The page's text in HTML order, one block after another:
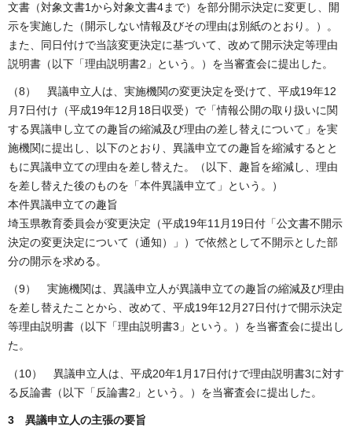
文書（対象文書1から対象文書4まで）を部分開示決定に変更し、開
示を実施した（開示しない情報及びその理由は別紙のとおり。）。
また、同日付けで当該変更決定に基づいて、改めて開示決定等理由
説明書（以下「理由説明書2」という。）を当審査会に提出した。
（8） 異議申立人は、実施機関の変更決定を受けて、平成19年12
月7日付け（平成19年12月18日収受）で「情報公開の取り扱いに関
する異議申し立ての趣旨の縮減及び理由の差し替えについて」を実
施機関に提出し、以下のとおり、異議申立ての趣旨を縮減するとと
もに異議申立ての理由を差し替えた。（以下、趣旨を縮減し、理由
を差し替えた後のものを「本件異議申立て」という。）
本件異議申立ての趣旨
埼玉県教育委員会が変更決定（平成19年11月19日付「公文書不開示
決定の変更決定について（通知）」）で依然として不開示とした部
分の開示を求める。
（9） 実施機関は、異議申立人が異議申立ての趣旨の縮減及び理由
を差し替えたことから、改めて、平成19年12月27日付けで開示決定
等理由説明書（以下「理由説明書3」という。）を当審査会に提出し
た。
（10） 異議申立人は、平成20年1月17日付けで理由説明書3に対す
る反論書（以下「反論書2」という。）を当審査会に提出した。
3 異議申立人の主張の要旨